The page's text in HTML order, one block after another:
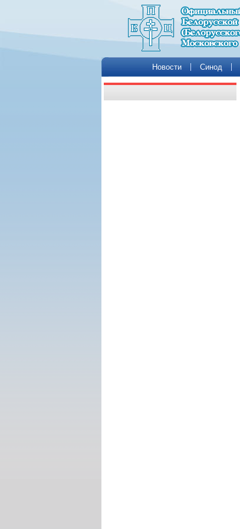
Новости Синод